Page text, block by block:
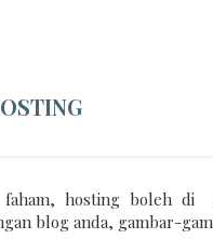
, hosting boleh di
blog anda, gambar-